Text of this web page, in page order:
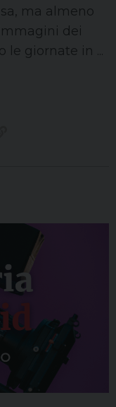
ma almeno
dei
le giornate in ...